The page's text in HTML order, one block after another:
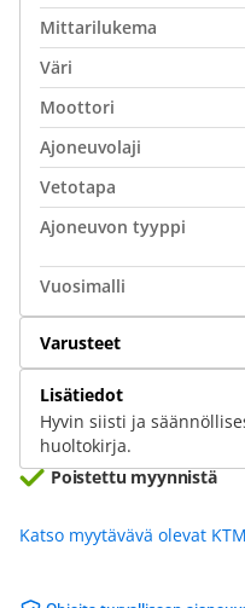
Mittarilukema
Väri
Moottori
Ajoneuvolaji
Vetotapa
Ajoneuvon tyyppi
Vuosimalli
Varusteet
Lisätiedot
Hyvin siisti ja
huoltokirja.
Poistettu myynnistä
Katso myytävävä olevat